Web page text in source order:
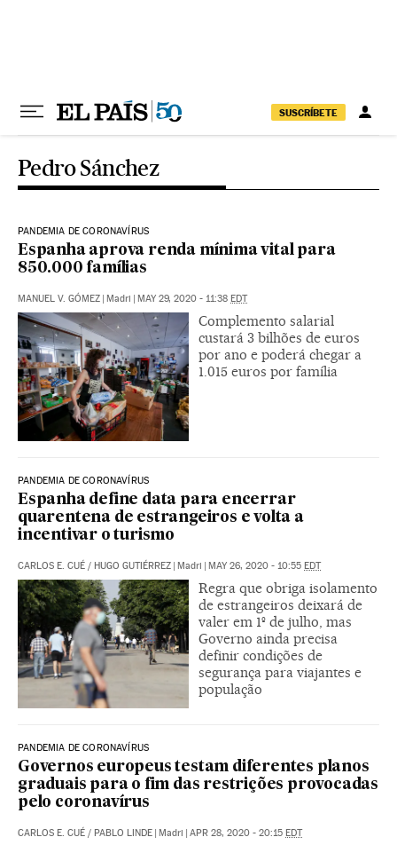
SUSCRÍBETE
Pedro Sánchez
PANDEMIA DE CORONAVÍRUS
Espanha aprova renda mínima vital para
850.000 famílias
MANUEL V. GÓMEZ | Madri | MAY 29, 2020 - 11:38 EDT
Complemento salarial
custará 3 bilhões de euros
por ano e poderá chegar a
1.015 euros por família
PANDEMIA DE CORONAVÍRUS
Espanha define data para encerrar
quarentena de estrangeiros e volta a
incentivar o turismo
CARLOS E. CUÉ / HUGO GUTIÉRREZ | Madri | MAY 26, 2020 - 10:55 EDT
Regra que obriga isolamento
de estrangeiros deixará de
valer em 1º de julho, mas
Governo ainda precisa
definir condições de
segurança para viajantes e
população
PANDEMIA DE CORONAVÍRUS
Governos europeus testam diferentes planos
graduais para o fim das restrições provocadas
pelo coronavírus
CARLOS E. CUÉ / PABLO LINDE | Madri | APR 28, 2020 - 20:15 EDT